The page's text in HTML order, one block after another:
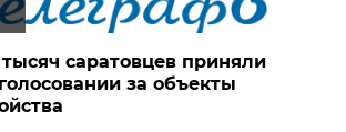
саратовцев приняли
за объекты